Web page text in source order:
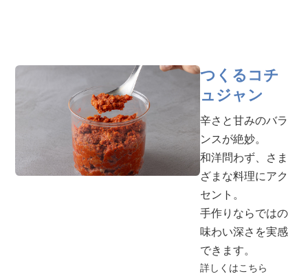
つくるコチ
ュジャン
辛さと甘みのバラ
ンスが絶妙。
和洋問わず、さま
ざまな料理にアク
セント。
手作りならではの
味わい深さを実感
できます。
詳しくはこちら